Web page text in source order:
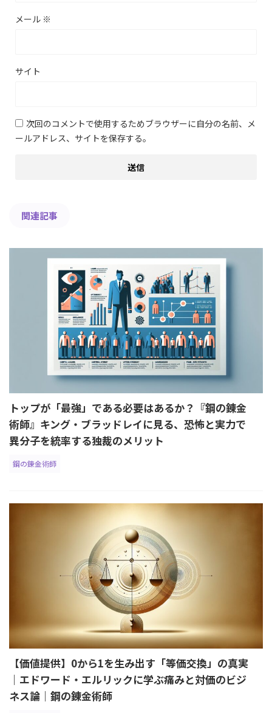
メール ※
サイト
次回のコメントで使用するためブラウザーに自分の名前、メ
ールアドレス、サイトを保存する。
関連記事
トップが「最強」である必要はあるか？『鋼の錬金
術師』キング・ブラッドレイに見る、恐怖と実力で
異分子を統率する独裁のメリット
鋼の錬金術師
【価値提供】0から1を生み出す「等価交換」の真実
｜エドワード・エルリックに学ぶ痛みと対価のビジ
ネス論｜鋼の錬金術師